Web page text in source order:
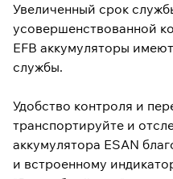
Увеличенный срок
усовершенствованной
EFB аккумуляторы
службы.
Удобство контроля и
транспортируйте и
аккумулятора ESAN
и встроенному